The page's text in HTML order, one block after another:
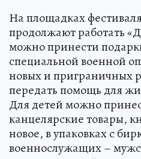
На площадках
продолжают работать
можно принести
специальной военной
новых и приграничных
передать помощь для
Для детей можно
канцелярские товары,
новое, в упаковках с
военнослужащих –